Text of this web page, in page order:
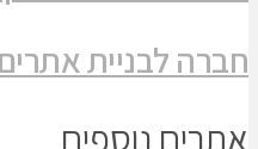
חברה לבניית אתרים
אתרים נוספים